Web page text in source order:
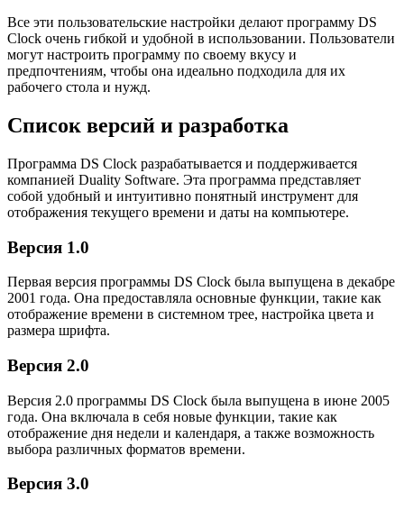
Все эти пользовательские настройки делают программу DS
Clock очень гибкой и удобной в использовании. Пользователи
могут настроить программу по своему вкусу и
предпочтениям, чтобы она идеально подходила для их
рабочего стола и нужд.
Список версий и разработка
Программа DS Clock разрабатывается и поддерживается
компанией Duality Software. Эта программа представляет
собой удобный и интуитивно понятный инструмент для
отображения текущего времени и даты на компьютере.
Версия 1.0
Первая версия программы DS Clock была выпущена в декабре
2001 года. Она предоставляла основные функции, такие как
отображение времени в системном трее, настройка цвета и
размера шрифта.
Версия 2.0
Версия 2.0 программы DS Clock была выпущена в июне 2005
года. Она включала в себя новые функции, такие как
отображение дня недели и календаря, а также возможность
выбора различных форматов времени.
Версия 3.0